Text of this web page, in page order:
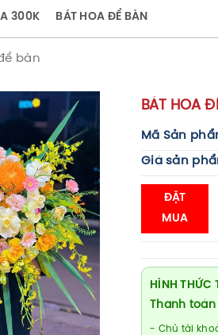
300K BÁT HOA ĐỂ BÀN
bàn
BÁT HOA
Mã Sản
Giá sản
ĐẶT
MUA
HÌNH THỨC
Thanh
- Chủ tài